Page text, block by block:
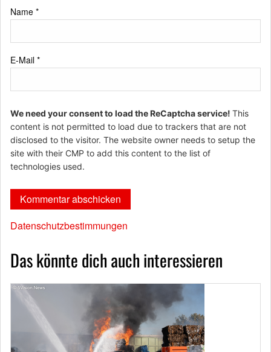
Name *
E-Mail *
We need your consent to load the ReCaptcha service! This
content is not permitted to load due to trackers that are not
disclosed to the visitor. The website owner needs to setup the
site with their CMP to add this content to the list of
technologies used.
Datenschutzbestimmungen
Das könnte dich auch interessieren